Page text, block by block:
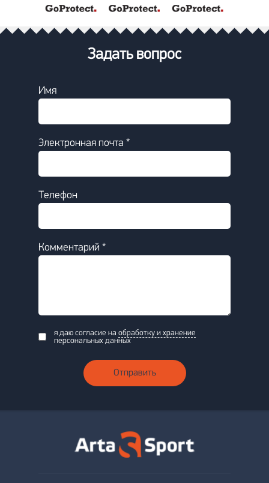
Задать вопрос
Имя
Электронная почта *
Телефон
Комментарий *
я даю согласие на обработку и хранение
персональных данных
Отправить